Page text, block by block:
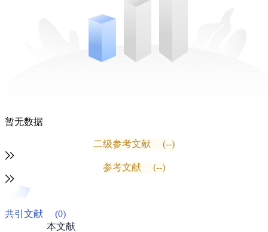
暂无数据
二级参考文献 (--)
参考文献 (--)
共引文献
(0)
本文献